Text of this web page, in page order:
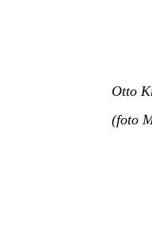
Otto
(foto